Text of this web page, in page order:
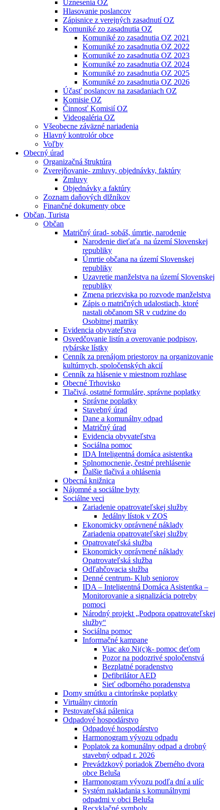
Uznesenia OZ
Hlasovanie poslancov
Zápisnice z verejných zasadnutí OZ
Komuniké zo zasadnutia OZ
Komuniké zo zasadnutia OZ 2021
Komuniké zo zasadnutia OZ 2022
Komuniké zo zasadnutia OZ 2023
Komuniké zo zasadnutia OZ 2024
Komuniké zo zasadnutia OZ 2025
Komuniké zo zasadnutia OZ 2026
Účasť poslancov na zasadaniach OZ
Komisie OZ
Činnosť Komisií OZ
Videogaléria OZ
Všeobecne záväzné nariadenia
Hlavný kontrolór obce
Voľby
Obecný úrad
Organizačná štruktúra
Zverejňovanie- zmluvy, objednávky, faktúry
Zmluvy
Objednávky a faktúry
Zoznam daňových dlžníkov
Finančné dokumenty obce
Občan, Turista
Občan
Matričný úrad- sobáš, úmrtie, narodenie
Narodenie dieťaťa na území Slovenskej
republiky
Úmrtie občana na území Slovenskej
republiky
Uzavretie manželstva na území Slovenskej
republiky
Zmena priezviska po rozvode manželstva
Zápis o matričných udalostiach, ktoré
nastali občanom SR v cudzine do
Osobitnej matriky
Evidencia obyvateľstva
Osvedčovanie listín a overovanie podpisov,
rybárske lístky
Cenník za prenájom priestorov na organizovanie
kultúrnych, spoločenských akcií
Cenník za hlásenie v miestnom rozhlase
Obecné Trhovisko
Tlačivá, ostatné formuláre, správne poplatky
Správne poplatky
Stavebný úrad
Dane a komunálny odpad
Matričný úrad
Evidencia obyvateľstva
Sociálna pomoc
IDA Inteligentná domáca asistentka
Splnomocnenie, čestné prehlásenie
Ďalšie tlačivá a ohlásenia
Obecná knižnica
Nájomné a sociálne byty
Sociálne veci
Zariadenie opatrovateľskej služby
Jedálny lístok v ZOS
Ekonomicky oprávnené náklady
Zariadenia opatrovateľskej služby
Opatrovateľská služba
Ekonomicky oprávnené náklady
Opatrovateľská služba
Odľahčovacia služba
Denné centrum- Klub seniorov
IDA – Inteligentná Domáca Asistentka –
Monitorovanie a signalizácia potreby
pomoci
Národný projekt „Podpora opatrovateľskej
služby“
Sociálna pomoc
Informačné kampane
Viac ako Ni(c)k- pomoc deťom
Pozor na podozrivé spoločenstvá
Bezplatné poradenstvo
Defibrilátor AED
Sieť odborného poradenstva
Domy smútku a cintorínske poplatky
Virtuálny cintorín
Pestovateľská pálenica
Odpadové hospodárstvo
Odpadové hospodárstvo
Harmonogram vývozu odpadu
Poplatok za komunálny odpad a drobný
stavebný odpad r. 2026
Prevádzkový poriadok Zberného dvora
obce Beluša
Harmonogram vývozu podľa dní a ulíc
Systém nakladania s komunálnymi
odpadmi v obci Beluša
Recyklačné symboly